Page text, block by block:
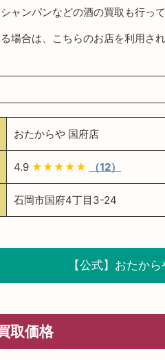
ャンパンなどの酒の買取も行って
場合は、こちらのお店を利用さ
おたからや 国府店
4.9 ★★★★★ （12）
石岡市国府4丁目3-24
【公式】おたから
取価格